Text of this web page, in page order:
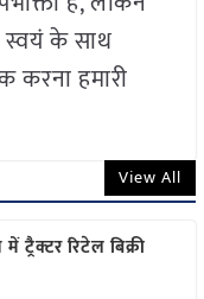
स्वयं के साथ
हमारी
View All
रिटेल बिक्री